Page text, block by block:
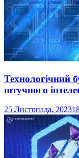
Технологічний
штучного
25 Листопада, 2023